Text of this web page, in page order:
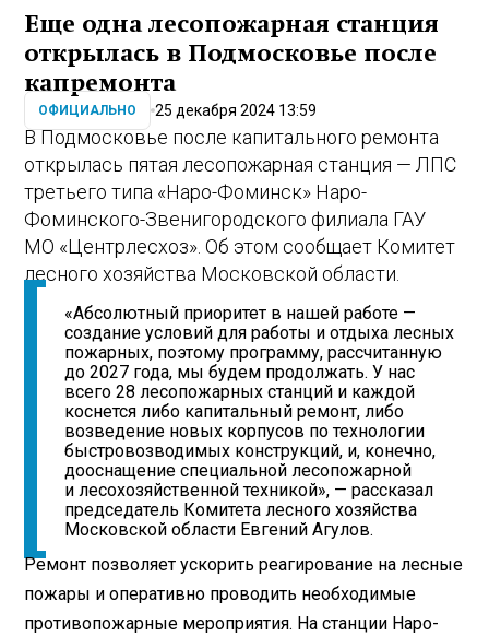
Еще одна лесопожарная станция
открылась в Подмосковье после
капремонта
ОФИЦИАЛЬНО 25 декабря 2024 13:59
В Подмосковье после капитального ремонта
открылась пятая лесопожарная станция — ЛПС
третьего типа «Наро-Фоминск» Наро-
Фоминского-Звенигородского филиала ГАУ
МО «Центрлесхоз». Об этом сообщает Комитет
лесного хозяйства Московской области.
«Абсолютный приоритет в нашей работе —
создание условий для работы и отдыха лесных
пожарных, поэтому программу, рассчитанную
до 2027 года, мы будем продолжать. У нас
всего 28 лесопожарных станций и каждой
коснется либо капитальный ремонт, либо
возведение новых корпусов по технологии
быстровозводимых конструкций, и, конечно,
дооснащение специальной лесопожарной
и лесохозяйственной техникой», — рассказал
председатель Комитета лесного хозяйства
Московской области Евгений Агулов.
Ремонт позволяет ускорить реагирование на лесные
пожары и оперативно проводить необходимые
противопожарные мероприятия. На станции Наро-